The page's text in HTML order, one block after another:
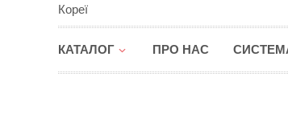
Кореї
КАТАЛОГ ПРО НАС